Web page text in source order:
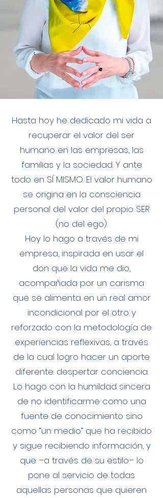
Hasta hoy he dedicado mi vida a
recuperar el valor del ser
humano en las empresas, las
familias y la sociedad. Y ante
todo en SÍ MISMO. El valor humano
se origina en la consciencia
personal del valor del propio SER
(no del ego).
Hoy lo hago a través de mi
empresa, inspirada en usar el
don que la vida me dio,
acompañada por un carisma
que se alimenta en un real amor
incondicional por el otro y
reforzado con la metodología de
experiencias reflexivas, a través
de la cual logro hacer un aporte
diferente: despertar conciencia.
Lo hago con la humildad sincera
de no identificarme como una
fuente de conocimiento sino
como “un medio” que ha recibido
y sigue recibiendo información, y
que –a través de su estilo– lo
pone al servicio de todas
aquellas personas que quieren